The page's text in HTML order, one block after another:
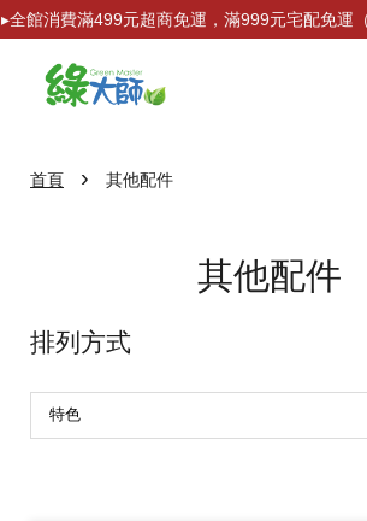
▸全館消費滿499元超商免運，滿999元宅配免運
首頁 › 其他配件
其他配件
排列方式